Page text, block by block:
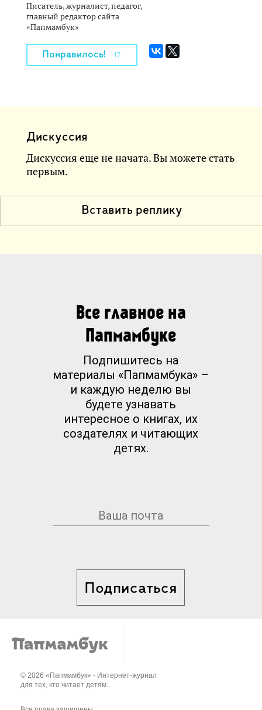
Писатель, журналист, педагог,
главный редактор сайта
«Папмамбук»
Понравилось! 17
Дискуссия
Дискуссия еще не начата. Вы можете стать
первым.
Вставить реплику
Все главное на
Папмамбуке
Подпишитесь на
материалы «Папмамбука» –
и каждую неделю вы
будете узнавать
интересное о книгах, их
создателях и читающих
детях.
Подписаться
© 2026 «Папмамбук» - Интернет-журнал
для тех, кто читает детям..